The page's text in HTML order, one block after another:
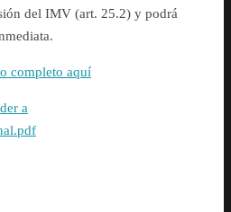
del IMV (art. 25.2) y podrá
completo aquí
a